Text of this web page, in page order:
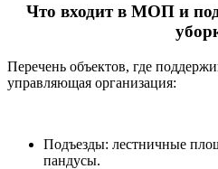
Что входит в МОП и
Перечень объектов, где
управляющая организация:
Подъезды: лестничные
пандусы.